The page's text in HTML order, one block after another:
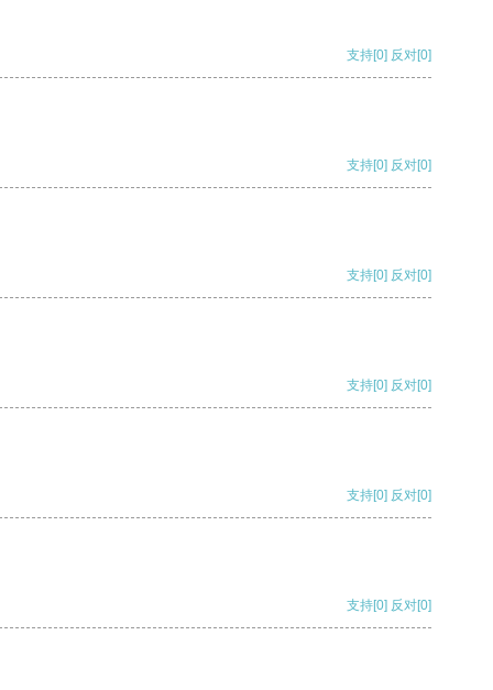
支持[0] 反对[0]
支持[0] 反对[0]
支持[0] 反对[0]
支持[0] 反对[0]
支持[0] 反对[0]
支持[0] 反对[0]